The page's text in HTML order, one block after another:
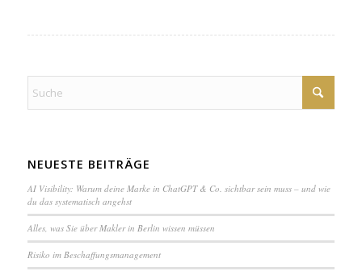
NEUESTE BEITRÄGE
AI Visibility: Warum deine Marke in ChatGPT & Co. sichtbar sein muss – und wie
du das systematisch angehst
Alles, was Sie über Makler in Berlin wissen müssen
Ri­si­ko im Be­schaf­fungs­ma­na­ge­ment